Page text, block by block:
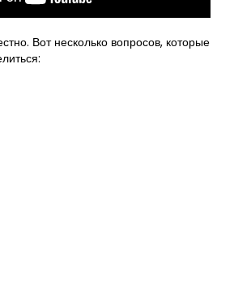
Вот несколько вопросов, которые